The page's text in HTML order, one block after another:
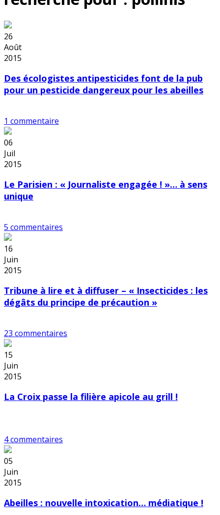
26
Août
2015
Des écologistes antipesticides font de la pub
pour un pesticide dangereux pour les abeilles
1 commentaire
06
Juil
2015
Le Parisien : « Journaliste engagée ! »… à sens
unique
5 commentaires
16
Juin
2015
Tribune à lire et à diffuser – « Insecticides : les
dégâts du principe de précaution »
23 commentaires
15
Juin
2015
La Croix passe la filière apicole au grill !
4 commentaires
05
Juin
2015
Abeilles : nouvelle intoxication… médiatique !